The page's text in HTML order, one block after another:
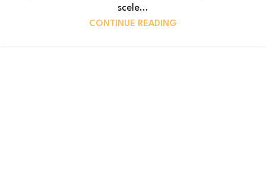
scele...
CONTINUE READING